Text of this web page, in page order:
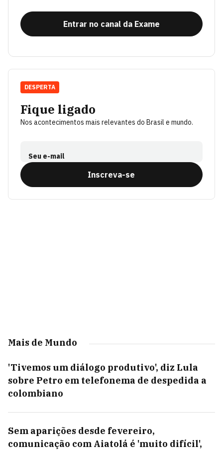
Entrar no canal da Exame
Fique ligado
Nos acontecimentos mais relevantes do Brasil e mundo.
Seu e-mail
Inscreva-se
DESPERTA
Mais de Mundo
'Tivemos um diálogo produtivo', diz Lula
sobre Petro em telefonema de despedida a
colombiano
Sem aparições desde fevereiro,
comunicação com Aiatolá é 'muito difícil',